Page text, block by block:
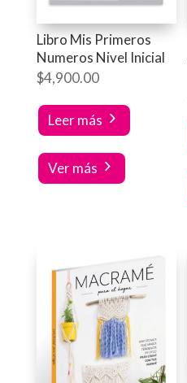
Libro Mis Primeros
Numeros Nivel Inicial
$4,900.00
Leer más
Ver más